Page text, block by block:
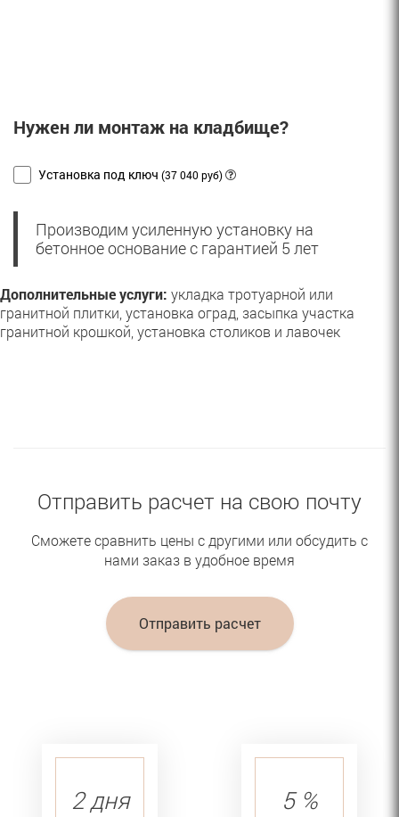
Нужен ли монтаж на кладбище?
Установка под ключ (37 040 руб)
Производим усиленную установку на
бетонное основание с гарантией 5 лет
Дополнительные услуги: укладка тротуарной или
гранитной плитки, установка оград, засыпка участка
гранитной крошкой, установка столиков и лавочек
Отправить расчет на свою почту
Сможете сравнить цены с другими или обсудить с
нами заказ в удобное время
Отправить расчет
2 дня 5 %